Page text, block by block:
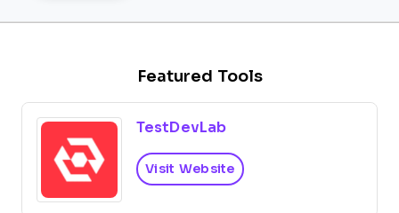
Featured Tools
TestDevLab
Visit Website